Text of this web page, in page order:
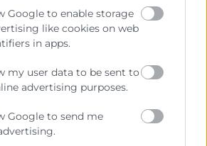
Google to enable storage
like cookies on web
in apps.
my user data to be sent to
advertising purposes.
Google to send me